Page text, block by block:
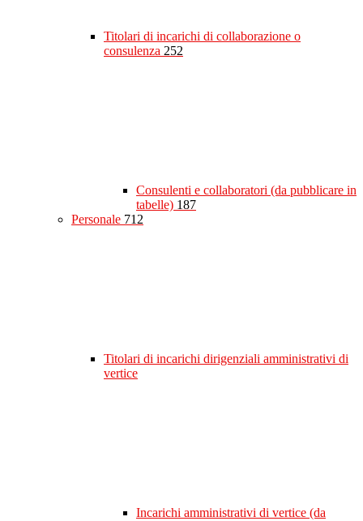
Titolari di incarichi di collaborazione o
consulenza 252
Consulenti e collaboratori (da pubblicare in
tabelle) 187
Personale 712
Titolari di incarichi dirigenziali amministrativi di
vertice
Incarichi amministrativi di vertice (da